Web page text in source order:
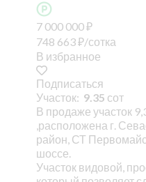
7 000 000₽
748 663₽/сотка
В избранное
Подписаться
Участок: 9.35 сот
В продаже участок
,расположена г.
район, СТ
шоссе.
Участок видовой,